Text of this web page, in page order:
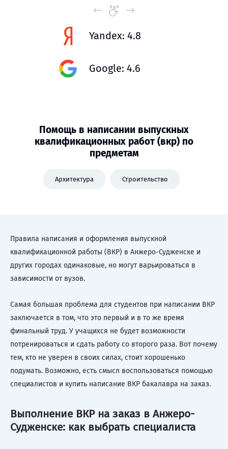
Yandex: 4.8
Google: 4.6
Помощь в написании выпускных
квалификационных работ (вкр) по
предметам
Архитектура Строительство
Правила написания и оформления выпускной
квалификационной работы (ВКР) в Анжеро-Судженске и
других городах одинаковые, но могут варьироваться в
зависимости от вузов.
Самая большая проблема для студентов при написании ВКР
заключается в том, что это первый и в то же время
финальный труд. У учащихся не будет возможности
потренироваться и сдать работу со второго раза. Вот почему
тем, кто не уверен в своих силах, стоит хорошенько
подумать. Возможно, есть смысл воспользоваться помощью
специалистов и купить написание ВКР бакалавра на заказ.
Выполнение ВКР на заказ в Анжеро-
Судженске: как выбрать специалиста